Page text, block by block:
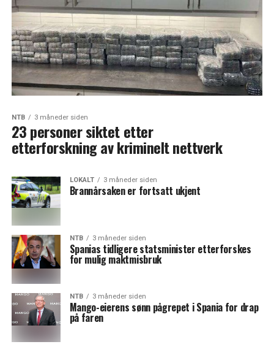
NTB 3 måneder siden
23 personer siktet etter
etterforskning av kriminelt nettverk
LOKALT 3 måneder siden
Brannårsaken er fortsatt ukjent
NTB 3 måneder siden
Spanias tidligere statsminister etterforskes
for mulig maktmisbruk
NTB 3 måneder siden
Mango-eierens sønn pågrepet i Spania for drap
på faren